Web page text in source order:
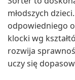
młodszych
odpowiedniego
klocki wg
rozwija
uczy się